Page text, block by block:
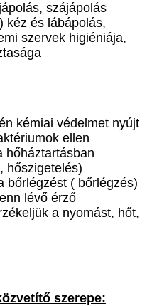
szájápolás
kéz és lábápolás,
szervek higiéniája,
kémiai védelmet nyújt
ellen
hőháztartásban
hőszigetelés)
bőrlégzést ( bőrlégzés)
lévő érző
a nyomást, hőt,
szerepe: